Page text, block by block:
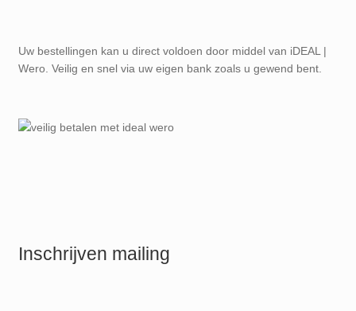
Uw bestellingen kan u direct voldoen door middel van iDEAL |
Wero. Veilig en snel via uw eigen bank zoals u gewend bent.
Inschrijven mailing